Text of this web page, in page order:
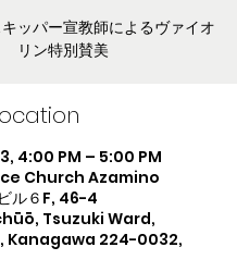
ッパー宣教師によるヴァイオ
リン特別賛美
4:00 PM – 5:00 PM
Church Azamino
ル６F, 46-4
Tsuzuki Ward,
Kanagawa 224-0032,